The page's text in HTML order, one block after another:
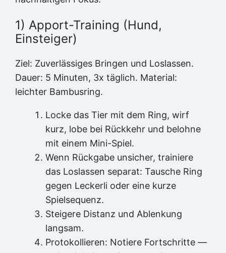
1) Apport-Training (Hund,
Einsteiger)
Ziel: Zuverlässiges Bringen und Loslassen.
Dauer: 5 Minuten, 3x täglich. Material:
leichter Bambusring.
Locke das Tier mit dem Ring, wirf
kurz, lobe bei Rückkehr und belohne
mit einem Mini-Spiel.
Wenn Rückgabe unsicher, trainiere
das Loslassen separat: Tausche Ring
gegen Leckerli oder eine kurze
Spielsequenz.
Steigere Distanz und Ablenkung
langsam.
Protokollieren: Notiere Fortschritte —